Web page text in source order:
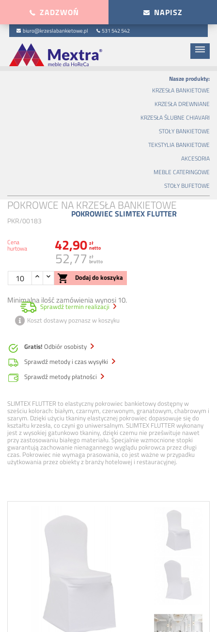
ZADZWOŃ NAPISZ
biuro@krzeslabankietowe.pl 531 542 542
dehaze
Nasze produkty:
KRZESŁA BANKIETOWE
KRZESŁA DREWNIANE
KRZESŁA ŚLUBNE CHIAVARI
STOŁY BANKIETOWE
TEKSTYLIA BANKIETOWE
AKCESORIA
MEBLE CATERINGOWE
STOŁY BUFETOWE
POKROWCE NA KRZESŁA BANKIETOWE
POKROWIEC SLIMTEX FLUTTER
PKR/00183
Cena
hurtowa
zł
netto
42,90
zł
brutto
52,77
 Dodaj do koszyka
Minimalna ilość zamówienia wynosi 10.
Sprawdź termin realizacji
Koszt dostawy poznasz w koszyku
Gratis! Odbiór osobisty
Sprawdź metody i czas wysyłki
Sprawdź metody płatności
SLIMTEX FLUTTER to elastyczny pokrowiec bankietowy dostępny w
sześciu kolorach: białym, czarnym, czerwonym, granatowym, chabrowym i
szarym. Dzięki użyciu tkaniny elastycznej pokrowiec dopasowuje się do
kształtu krzesła, co czyni go uniwersalnym. SLIMTEX FLUTTER wykonany
jest z wysokiej gatunkowo tkaniny, dzięki czemu nie prześwituje nawet
przy zastosowaniu białego materiału. Specjalnie wzmocnione stopki
gwarantują zachowanie nienagannego wyglądu pokrowca przez długi
czas. Pokrowiec nie wymaga prasowania, co jest ważne w przypadku
użytkowania przez obiekty z branży hotelowej i restauracyjnej.